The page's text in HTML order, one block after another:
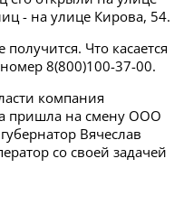
- на улице Кирова, 54.
Что касается
8(800)100-37-00.
компания
пришла на смену ООО
Вячеслав
со своей задачей